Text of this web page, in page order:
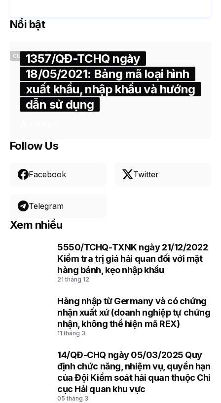
Nổi bật
CUSTOMS1357/QĐ-TCHQ ngày
18/05/2021: Bảng mã loại hình
xuất khẩu, nhập khẩu và hướng
dẫn sử dụng
Follow Us
Facebook Twitter
Telegram
Xem nhiều
5550/TCHQ-TXNK ngày 21/12/2022
Kiểm tra trị giá hải quan đối với mặt
hàng bánh, kẹo nhập khẩu
21 tháng 12
Hàng nhập từ Germany và có chứng
nhận xuất xứ (doanh nghiệp tự chứng
nhận, không thể hiện mã REX)
11 tháng 3
14/QĐ-CHQ ngày 05/03/2025 Quy
định chức năng, nhiệm vụ, quyền hạn
của Đội Kiểm soát hải quan thuộc Chi
cục Hải quan khu vực
05 tháng 3